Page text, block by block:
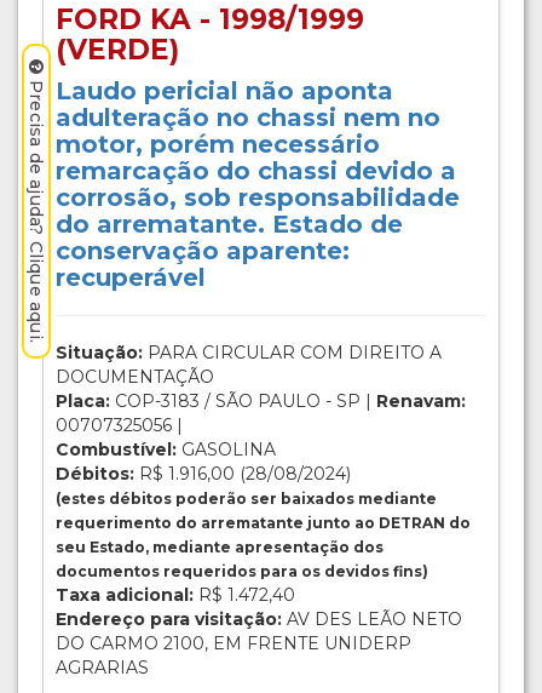
FORD KA - 1998/1999
(VERDE)
Laudo pericial não aponta
adulteração no chassi nem no
motor, porém necessário
remarcação do chassi devido a
corrosão, sob responsabilidade
do arrematante. Estado de
conservação aparente:
recuperável
Situação: PARA CIRCULAR COM DIREITO A
DOCUMENTAÇÃO
Placa: COP-3183 / SÃO PAULO - SP | Renavam:
00707325056 |
Combustível: GASOLINA
Débitos: R$ 1.916,00 (28/08/2024)
(estes débitos poderão ser baixados mediante
requerimento do arrematante junto ao DETRAN do
seu Estado, mediante apresentação dos
documentos requeridos para os devidos fins)
Taxa adicional: R$ 1.472,40
Endereço para visitação: AV DES LEÃO NETO
DO CARMO 2100, EM FRENTE UNIDERP
AGRARIAS
Precisa de ajuda? Clique aqui.